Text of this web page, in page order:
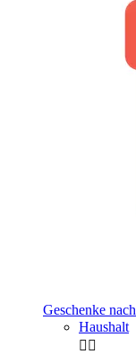
Geschenke
Haushalt
 